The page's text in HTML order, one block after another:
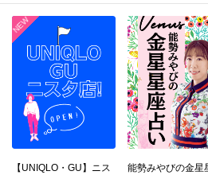
【UNIQLO・GU】ニス
能勢みやびの金星